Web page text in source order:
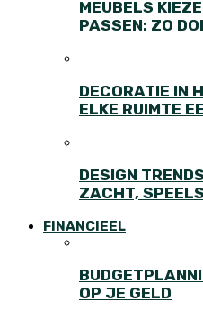
MEUBELS
PASSEN: ZO
DECORATIE IN
ELKE RUIMTE
DESIGN
ZACHT,
FINANCIEEL
OP JE GELD